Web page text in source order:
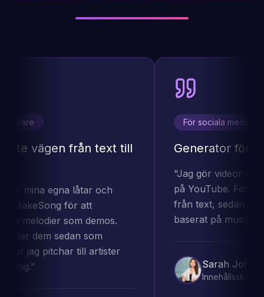
vägen från text till
mina egna låtar och
för att
melodier som demos.
dem sedan som
jag pitchar till artister
"
För sociala medier
Generator för
Jag gör videor med
på YouTube. Först
från text, sedan gör
baserat på musiken.
Sarah Johnson
Innehållsskapare